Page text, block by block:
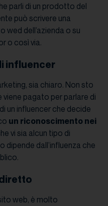
parli di un prodotto del
può scrivere una
wed dell’azienda o su
o così via.
influencer
sia chiaro. Non sto
pagato per parlare di
un influencer che decide
un riconoscimento nei
vi sia alcun tipo di
dipende dall’influenza che
web, è molto